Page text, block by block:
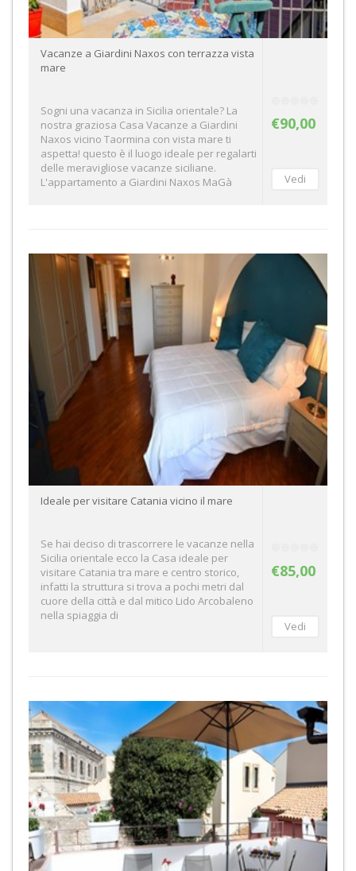
€90,00
Vacanze a Giardini Naxos con terrazza vista
mare
Sogni una vacanza in Sicilia orientale? La
nostra graziosa Casa Vacanze a Giardini
Naxos vicino Taormina con vista mare ti
aspetta! questo è il luogo ideale per regalarti
delle meravigliose vacanze siciliane.
L'appartamento a Giardini Naxos MaGà
€85,00
Ideale per visitare Catania vicino il mare
Se hai deciso di trascorrere le vacanze nella
Sicilia orientale ecco la Casa ideale per
visitare Catania tra mare e centro storico,
infatti la struttura si trova a pochi metri dal
cuore della città e dal mitico Lido Arcobaleno
nella spiaggia di